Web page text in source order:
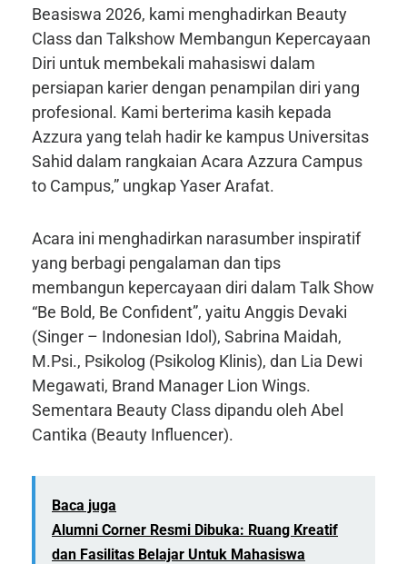
Beasiswa 2026, kami menghadirkan Beauty
Class dan Talkshow Membangun Kepercayaan
Diri untuk membekali mahasiswi dalam
persiapan karier dengan penampilan diri yang
profesional. Kami berterima kasih kepada
Azzura yang telah hadir ke kampus Universitas
Sahid dalam rangkaian Acara Azzura Campus
to Campus,” ungkap Yaser Arafat.
Acara ini menghadirkan narasumber inspiratif
yang berbagi pengalaman dan tips
membangun kepercayaan diri dalam Talk Show
“Be Bold, Be Confident”, yaitu Anggis Devaki
(Singer – Indonesian Idol), Sabrina Maidah,
M.Psi., Psikolog (Psikolog Klinis), dan Lia Dewi
Megawati, Brand Manager Lion Wings.
Sementara Beauty Class dipandu oleh Abel
Cantika (Beauty Influencer).
Baca juga
Alumni Corner Resmi Dibuka: Ruang Kreatif
dan Fasilitas Belajar Untuk Mahasiswa